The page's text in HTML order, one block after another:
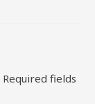
Required fields